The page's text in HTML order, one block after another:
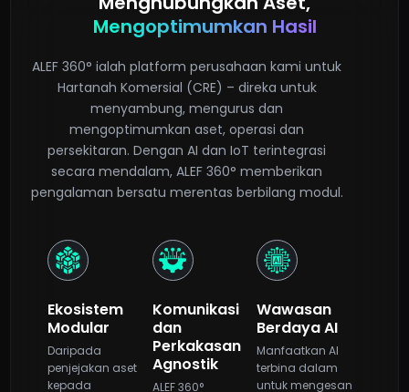
Mengoptimumkan Hasil
ALEF 360° ialah platform perusahaan kami untuk
Hartanah Komersial (CRE) – direka untuk
menyambung, mengurus dan
mengoptimumkan aset, operasi dan
persekitaran. Dengan AI dan IoT terintegrasi
secara mendalam, ALEF 360° memberikan
pengalaman bersatu merentas berbilang modul.
Ekosistem
Modular
Daripada
penjejakan aset
kepada
Komunikasi
dan
Perkakasan
Agnostik
ALEF 360°
Wawasan
Berdaya AI
Manfaatkan AI
terbina dalam
untuk mengesan